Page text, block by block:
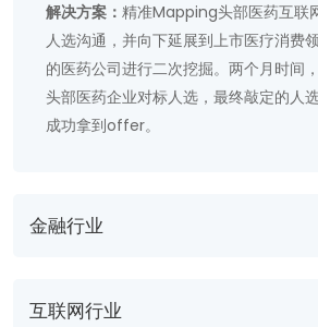
解决方案： 精准Mapping头部医药互联
人选沟通，并向下延展到上市医疗消费
的医药公司进行二次挖掘。两个月时间
头部医药企业对标人选，最终敲定的人
成功拿到offer。
金融行业
互联网行业